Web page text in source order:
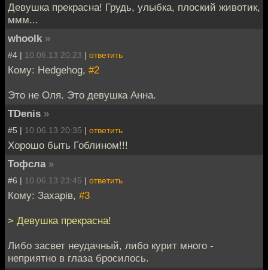
Девушка прекрасна! Грудь, улыбка, плоский животик,
ммм...
whoolk »
#4 | 10.06.13 20:23 | ответить
Кому: Hedgehog, #2
Это не Оля. Это девушка Анна.
TDenis »
#5 | 10.06.13 20:35 | ответить
Хорошо быть Гоблином!!!
Тофсла »
#6 | 10.06.13 23:45 | ответить
Кому: Захарiв, #3
> Девушка прекрасна!
Либо засвет неудачный, либо курит много -
неприятно в глаза бросилось.